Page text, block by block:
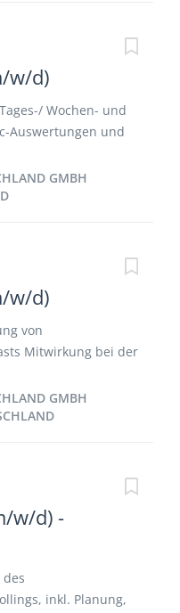
allgemeiner
/ Ad-hoc-Analysen
w/d)
Wochen- und
Auswertungen und
mit an
analysieren
(z.B. Personal,
GMBH
w/d)
von
Mitwirkung bei der
der
von
GMBH
w/d) -
inkl. Planung,